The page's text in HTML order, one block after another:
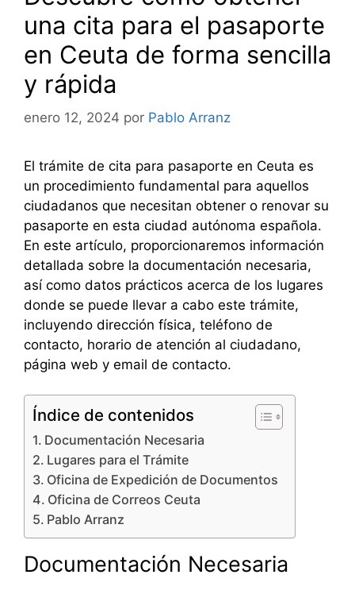
una cita para el pasaporte
en Ceuta de forma sencilla
y rápida
enero 12, 2024 por Pablo Arranz
El trámite de cita para pasaporte en Ceuta es
un procedimiento fundamental para aquellos
ciudadanos que necesitan obtener o renovar su
pasaporte en esta ciudad autónoma española.
En este artículo, proporcionaremos información
detallada sobre la documentación necesaria,
así como datos prácticos acerca de los lugares
donde se puede llevar a cabo este trámite,
incluyendo dirección física, teléfono de
contacto, horario de atención al ciudadano,
página web y email de contacto.
Índice de contenidos
Documentación Necesaria
Lugares para el Trámite
Oficina de Expedición de Documentos
Oficina de Correos Ceuta
Pablo Arranz
Documentación Necesaria